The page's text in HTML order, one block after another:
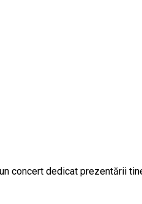
concert dedicat prezentării